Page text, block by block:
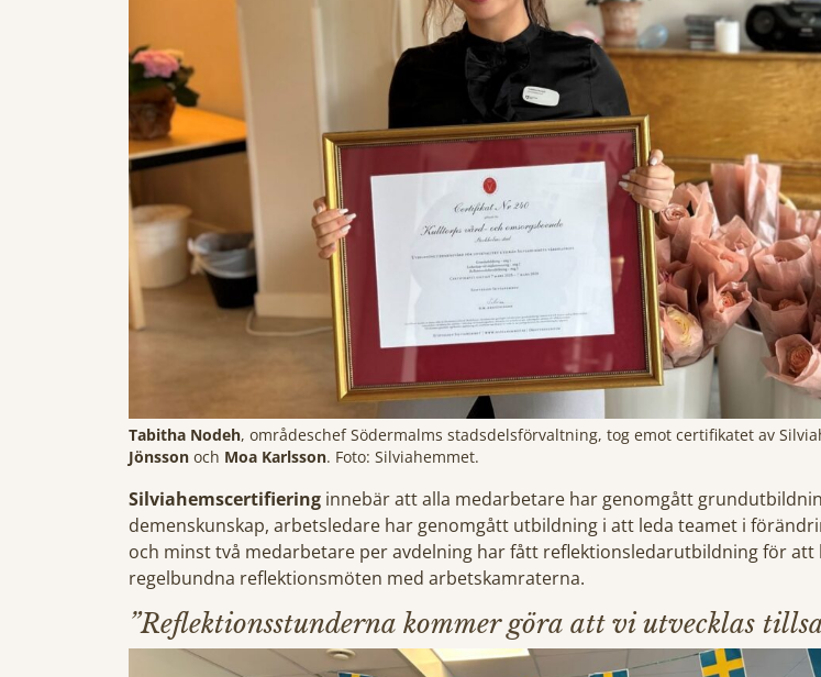
Tabitha Nodeh, områdeschef Södermalms stadsdelsförvaltning, tog emot certifikatet av
Jönsson och Moa Karlsson. Foto: Silviahemmet.
Silviahemscertifiering innebär att alla medarbetare har genomgått
demenskunskap, arbetsledare har genomgått utbildning i att leda teamet i
och minst två medarbetare per avdelning har fått reflektionsledarutbildning för att
regelbundna reflektionsmöten med arbetskamraterna.
”Reflektionsstunderna kommer göra att vi utvecklas